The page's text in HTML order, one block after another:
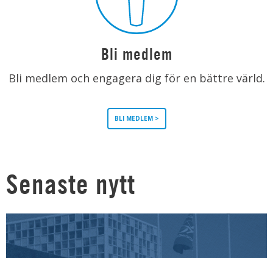
Bli medlem
Bli medlem och engagera dig för en bättre värld.
BLI MEDLEM >
Senaste nytt